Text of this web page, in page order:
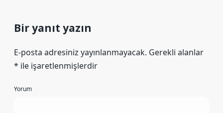
Bir yanıt yazın
E-posta adresiniz yayınlanmayacak. Gerekli alanlar
* ile işaretlenmişlerdir
Yorum